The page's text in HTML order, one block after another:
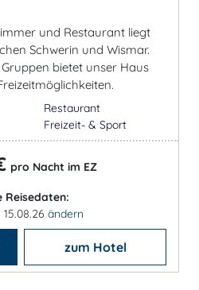
und Restaurant liegt
Schwerin und Wismar.
bietet unser Haus
Restaurant
Freizeit- & Sport
pro Nacht im EZ
Reisedaten:
15.08.26 ändern
zum Hotel